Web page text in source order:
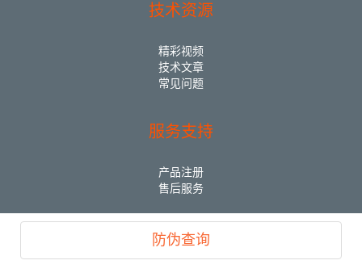
技术资源
精彩视频
技术文章
常见问题
服务支持
产品注册
售后服务
防伪查询